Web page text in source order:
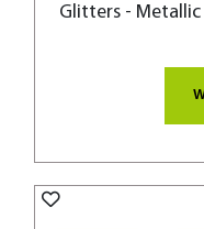
Glitters - Metallic